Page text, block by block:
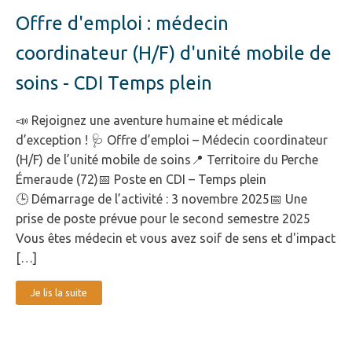
Offre d'emploi : médecin
coordinateur (H/F) d'unité mobile de
soins - CDI Temps plein
📣 Rejoignez une aventure humaine et médicale
d’exception ! 🩺 Offre d’emploi – Médecin coordinateur
(H/F) de l’unité mobile de soins📍 Territoire du Perche
Émeraude (72)📅 Poste en CDI – Temps plein
🕒 Démarrage de l’activité : 3 novembre 2025📅 Une
prise de poste prévue pour le second semestre 2025
Vous êtes médecin et vous avez soif de sens et d'impact
[…]
Je lis la suite